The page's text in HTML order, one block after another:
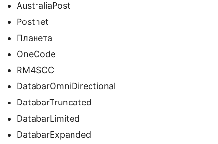
AustraliaPost
Postnet
Планета
OneCode
RM4SCC
DatabarOmniDirectional
DatabarTruncated
DatabarLimited
DatabarExpanded